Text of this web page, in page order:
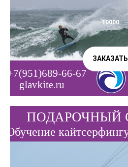
10000
ЗАКАЗАТЬ